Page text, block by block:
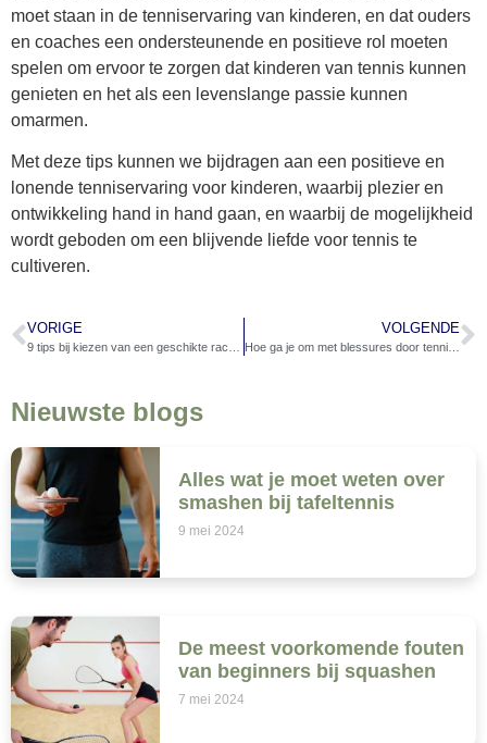
moet staan in de tenniservaring van kinderen, en dat ouders
en coaches een ondersteunende en positieve rol moeten
spelen om ervoor te zorgen dat kinderen van tennis kunnen
genieten en het als een levenslange passie kunnen
omarmen.
Met deze tips kunnen we bijdragen aan een positieve en
lonende tenniservaring voor kinderen, waarbij plezier en
ontwikkeling hand in hand gaan, en waarbij de mogelijkheid
wordt geboden om een blijvende liefde voor tennis te
cultiveren.
VORIGE VOLGENDE
Hoe ga je om met blessures door tennissen? 8 belangrijke tips om toe te passen
Nieuwste blogs
Alles wat je moet weten over
smashen bij tafeltennis
9 mei 2024
De meest voorkomende fouten
van beginners bij squashen
7 mei 2024